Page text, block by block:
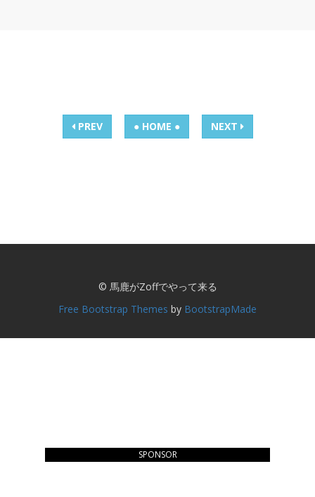
PREV ● HOME ● NEXT
© 馬鹿がZoffでやって来る
Free Bootstrap Themes by BootstrapMade
SPONSOR